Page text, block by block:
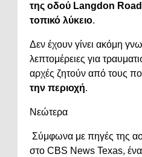
της οδού Langdon Road
τοπικό λύκειο.
Δεν έχουν γίνει ακόμη
λεπτομέρειες για
αρχές ζητούν από τους
την περιοχή.
Νεώτερα
Σύμφωνα με πηγές της
στο CBS News Texas,